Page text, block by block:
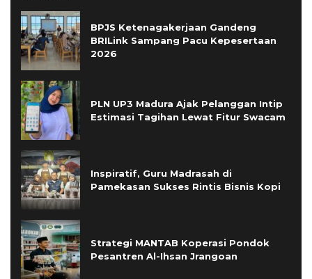
BPJS Ketenagakerjaan Gandeng
BRILink Sampang Pacu Kepesertaan
2026
PLN UP3 Madura Ajak Pelanggan Intip
Estimasi Tagihan Lewat Fitur Swacam
Inspiratif, Guru Madrasah di
Pamekasan Sukses Rintis Bisnis Kopi
Strategi MANTAB Koperasi Pondok
Pesantren Al-Ihsan Jrangoan